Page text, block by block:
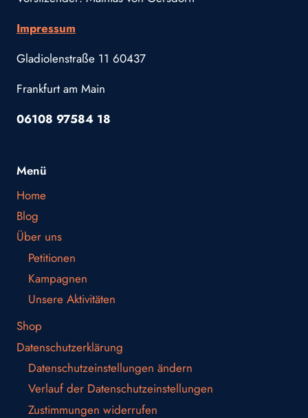
Impressum
Gladiolenstraße 11 60437
Frankfurt am Main
06108 97584 18
Menü
Home
Blog
Über uns
Petitionen
Kampagnen
Unsere Aktivitäten
Shop
Datenschutzerklärung
Datenschutzeinstellungen ändern
Verlauf der Datenschutzeinstellungen
Zustimmungen widerrufen